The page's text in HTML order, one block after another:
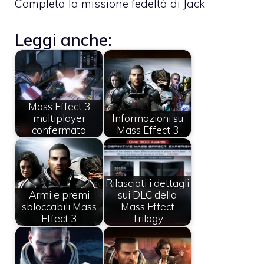
Completa la missione fedeltà di Jack
Leggi anche:
Mass Effect 3
multiplayer
confermato
Informazioni su
Mass Effect 3
Armi e premi
sbloccabili Mass
Effect 3
Rilasciati i dettagli
sui DLC della
Mass Effect
Trilogy